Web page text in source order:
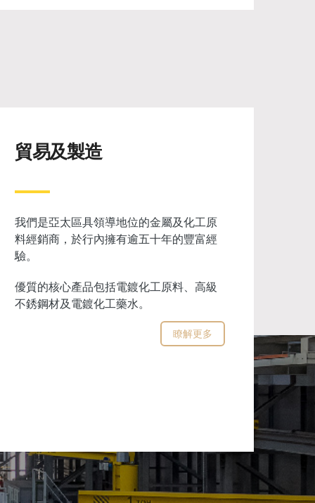
物業投資
我們於房地產投資範疇擁有逾四十年的專
業經驗，透過資本增值提高回報。
國、香港、新加坡及美國。